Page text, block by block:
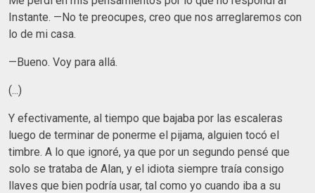
Instante. —No te preocupes, creo que nos arreglaremos con
lo de mi casa.
—Bueno. Voy para allá.
(...)
Y efectivamente, al tiempo que bajaba por las escaleras
luego de terminar de ponerme el pijama, alguien tocó el
timbre. A lo que ignoré, ya que por un segundo pensé que
solo se trataba de Alan, y el idiota siempre traía consigo
llaves que bien podría usar, tal como yo cuando iba a su